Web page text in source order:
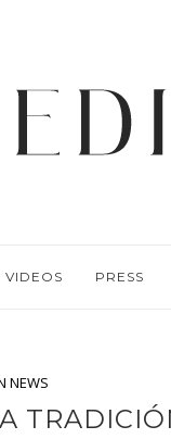
VIDEOS PRESS
NEWS